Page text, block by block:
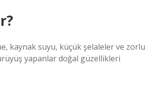
kaynak suyu, küçük şelaleler ve zorlu
yapanlar doğal güzellikleri